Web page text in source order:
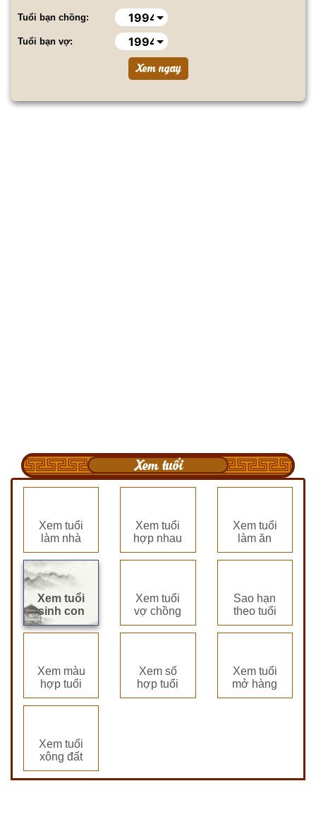
Tuổi bạn chồng:
Tuổi bạn vợ:
Xem tuổi
Xem tuổi
làm nhà
Xem tuổi
hợp nhau
Xem tuổi
làm ăn
Xem tuổi
sinh con
Xem tuổi
vợ chồng
Sao hạn
theo tuổi
Xem màu
hợp tuổi
Xem số
hợp tuổi
Xem tuổi
mở hàng
Xem tuổi
xông đất